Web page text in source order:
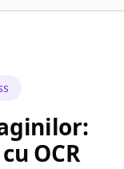
OCR